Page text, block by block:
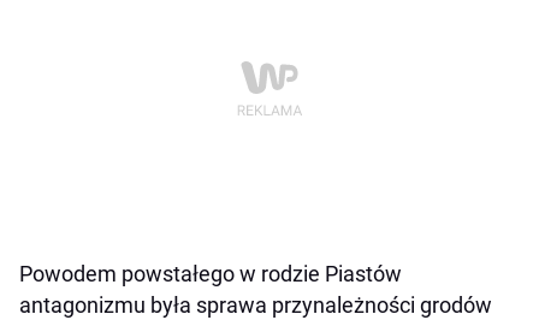
Powodem powstałego w rodzie Piastów
antagonizmu była sprawa przynależności grodów